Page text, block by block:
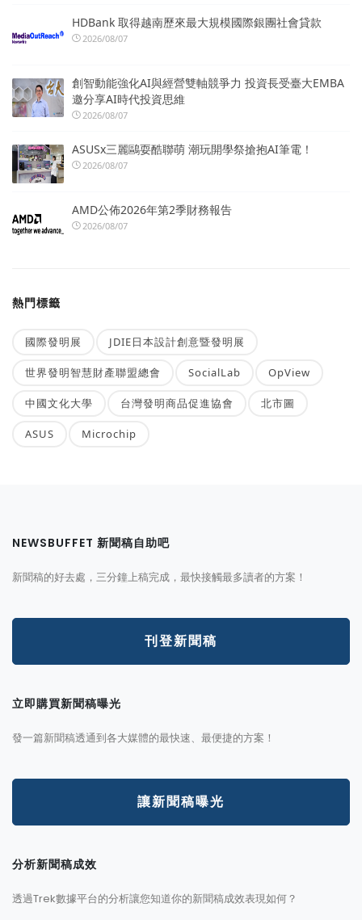
HDBank 取得越南歷來最大規模國際銀團社會貸款
2026/08/07
創智動能強化AI與經營雙軸競爭力 投資長受臺大EMBA
邀分享AI時代投資思維
2026/08/07
ASUSx三麗鷗耍酷聯萌 潮玩開學祭搶抱AI筆電！
2026/08/07
AMD公佈2026年第2季財務報告
2026/08/07
熱門標籤
國際發明展 JDIE日本設計創意暨發明展
世界發明智慧財產聯盟總會 SocialLab OpView
中國文化大學 台灣發明商品促進協會 北市圖
ASUS Microchip
NEWSBUFFET 新聞稿自助吧
新聞稿的好去處，三分鐘上稿完成，最快接觸最多讀者的方案！
刊登新聞稿
立即購買新聞稿曝光
發一篇新聞稿透通到各大媒體的最快速、最便捷的方案！
讓新聞稿曝光
分析新聞稿成效
透過Trek數據平台的分析讓您知道你的新聞稿成效表現如何？